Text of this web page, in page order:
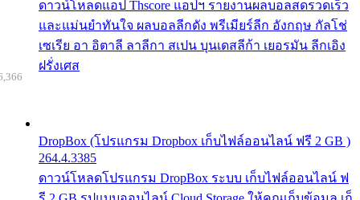
ดาวน์โหลดแอป Thscore แอปฯ รายงานผลบอลสดรวดเร็ว
และแม่นยำทันใจ ผลบอลลีกดัง พรีเมียร์ลีก อังกฤษ กัลโช่
เซเรีย อา อิตาลี ลาลีกา สเปน บุนเดสลีก้า เยอรมัน ลีกเอิง
ฝรั่งเศส
DropBox (โปรแกรม Dropbox เก็บไฟล์ออนไลน์ ฟรี 2 GB )
264.4.3385
ดาวน์โหลดโปรแกรม DropBox ระบบ เก็บไฟล์ออนไลน์ ฟ